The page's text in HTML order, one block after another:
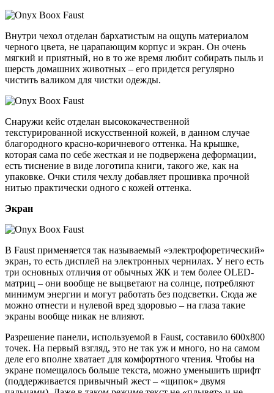
Внутри чехол отделан бархатистым на ощупь материалом
черного цвета, не царапающим корпус и экран. Он очень
мягкий и приятный, но в то же время любит собирать пыль и
шерсть домашних животных – его придется регулярно
чистить валиком для чистки одежды.
Снаружи кейс отделан высококачественной
текстурированной искусственной кожей, в данном случае
благородного красно-коричневого оттенка. На крышке,
которая сама по себе жесткая и не подвержена деформации,
есть тиснение в виде логотипа книги, такого же, как на
упаковке. Очки стиля чехлу добавляет прошивка прочной
нитью практически одного с кожей оттенка.
Экран
В Faust применяется так называемый «электрофоретический»
экран, то есть дисплей на электронных чернилах. У него есть
три основных отличия от обычных ЖК и тем более OLED-
матриц – они вообще не выцветают на солнце, потребляют
минимум энергии и могут работать без подсветки. Сюда же
можно отнести и нулевой вред здоровью – на глаза такие
экраны вообще никак не влияют.
Разрешение панели, используемой в Faust, составило 600х800
точек. На первый взгляд, это не так уж и много, но на самом
деле его вполне хватает для комфортного чтения. Чтобы на
экране помещалось больше текста, можно уменьшить шрифт
(поддерживается привычный жест – «щипок» двумя